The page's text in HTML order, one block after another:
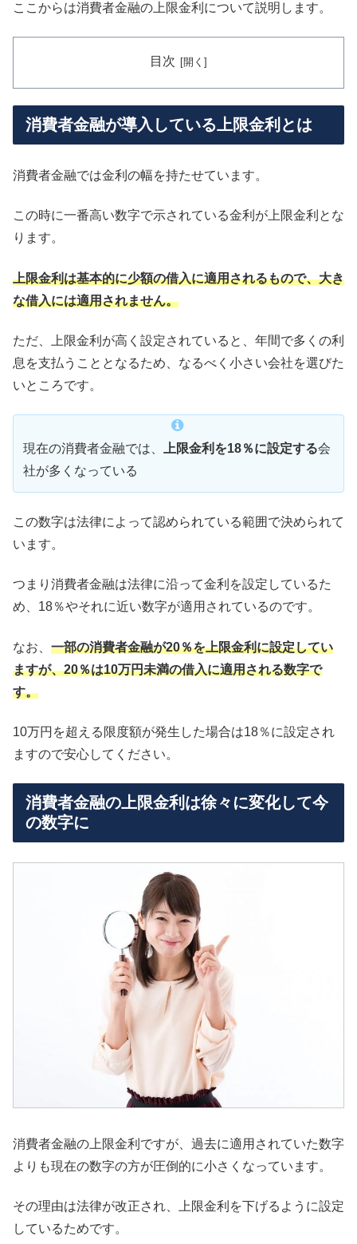
ここからは消費者金融の上限金利について説明します。
目次
消費者金融が導入している上限金利とは
消費者金融では金利の幅を持たせています。
この時に一番高い数字で示されている金利が上限金利とな
ります。
上限金利は基本的に少額の借入に適用されるもので、大き
な借入には適用されません。
ただ、上限金利が高く設定されていると、年間で多くの利
息を支払うこととなるため、なるべく小さい会社を選びた
いところです。
現在の消費者金融では、 上限金利を18％に設定する会
社が多くなっている
この数字は法律によって認められている範囲で決められて
います。
つまり消費者金融は法律に沿って金利を設定しているた
め、18％やそれに近い数字が適用されているのです。
なお、 一部の消費者金融が20％を上限金利に設定してい
ますが、20％は10万円未満の借入に適用される数字で
す。
10万円を超える限度額が発生した場合は18％に設定され
ますので安心してください。
消費者金融の上限金利は徐々に変化して今
の数字に
消費者金融の上限金利ですが、過去に適用されていた数字
よりも現在の数字の方が圧倒的に小さくなっています。
その理由は法律が改正され、上限金利を下げるように設定
しているためです。